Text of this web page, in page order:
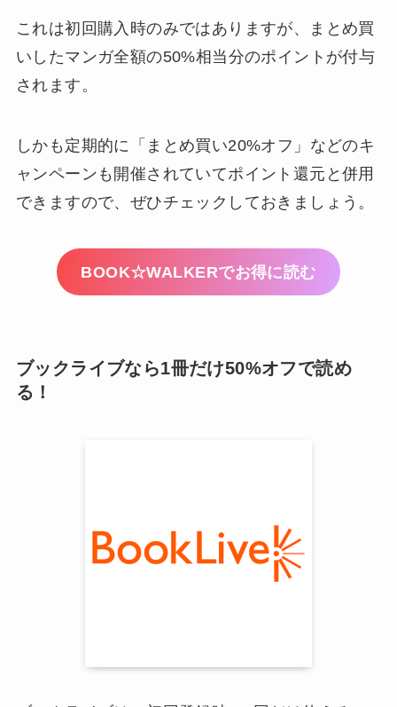
これは初回購入時のみではありますが、まとめ買
いしたマンガ全額の50%相当分のポイントが付与
されます。
しかも定期的に「まとめ買い20%オフ」などのキ
ャンペーンも開催されていてポイント還元と併用
できますので、ぜひチェックしておきましょう。
BOOK☆WALKERでお得に読む
ブックライブなら1冊だけ50%オフで読め
る！